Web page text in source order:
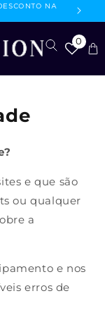
NA
0
e que são
ou qualquer
a
e nos
erros de